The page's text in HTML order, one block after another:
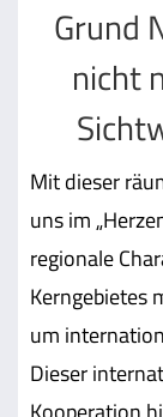
Grund
nicht
Mit dieser
uns im
regionale
Kerngebietes
um
Dieser